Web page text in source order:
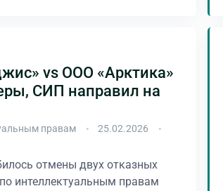
vs ООО «Арктика»
СИП направил на
правам
25.02.2026
отмены двух отказных
интеллектуальным правам